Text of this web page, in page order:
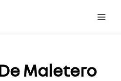
Maletero